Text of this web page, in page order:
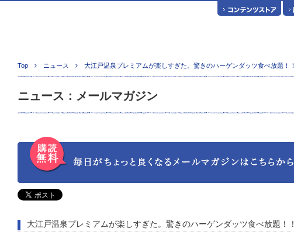
Top ニュース 大江戸温泉プレミアムが楽しすぎた。驚きのハーゲンダッツ食べ放題！！
ニュース：メールマガジン
大江戸温泉プレミアムが楽しすぎた。驚きのハーゲンダッツ食べ放題！！